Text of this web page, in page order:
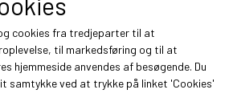
cookies fra tredjeparter til at
til markedsføring og til at
hjemmeside anvendes af besøgende. Du
samtykke ved at trykke på linket 'Cookies'